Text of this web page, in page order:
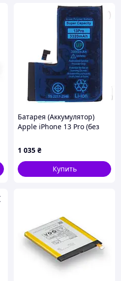
Батарея (Аккумулятор)
Apple iPhone 13 Pro (без
1 035 ₴
Купить